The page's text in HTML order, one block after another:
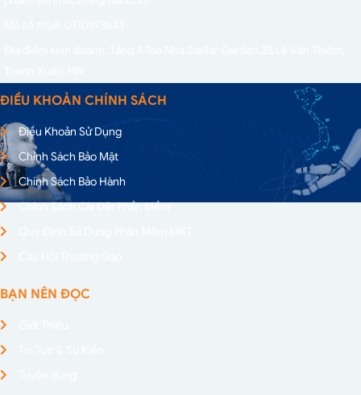
ĐIỀU KHOẢN CHÍNH SÁCH
Điều Khoản Sử Dụng
Chính Sách Bảo Mật
Chính Sách Bảo Hành
Chính Sách Cài Đặt Phần Mềm
BẠN NÊN ĐỌC